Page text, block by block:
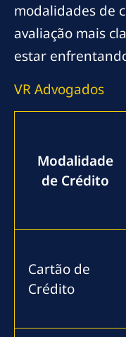
modalidades de
avaliação mais
estar
VR Advogados
Modalidade
de Crédito
Cartão de
Crédito